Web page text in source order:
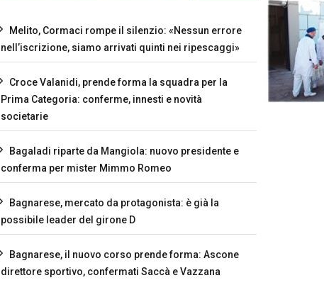
Melito, Cormaci rompe il silenzio: «Nessun errore
nell’iscrizione, siamo arrivati quinti nei ripescaggi»
Croce Valanidi, prende forma la squadra per la
Prima Categoria: conferme, innesti e novità
societarie
Bagaladi riparte da Mangiola: nuovo presidente e
conferma per mister Mimmo Romeo
Bagnarese, mercato da protagonista: è già la
possibile leader del girone D
Bagnarese, il nuovo corso prende forma: Ascone
direttore sportivo, confermati Saccà e Vazzana